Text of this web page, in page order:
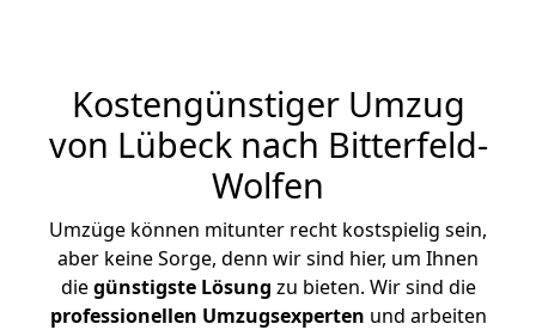
Kostengünstiger Umzug
von Lübeck nach Bitterfeld-
Wolfen
Umzüge können mitunter recht kostspielig sein,
aber keine Sorge, denn wir sind hier, um Ihnen
diegünstigste Lösung zu bieten. Wir sind die
professionellen Umzugsexperten und arbeiten